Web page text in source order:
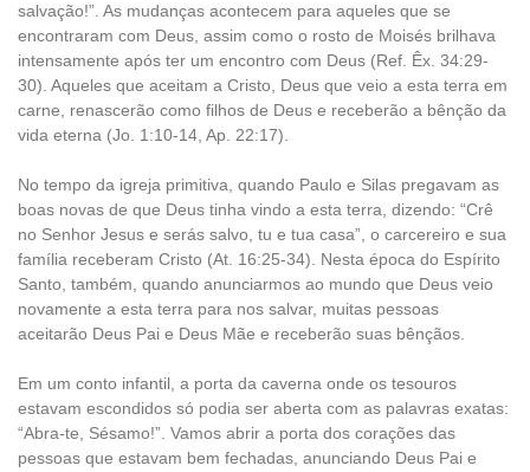
salvação!”. As mudanças acontecem para aqueles que se
encontraram com Deus, assim como o rosto de Moisés brilhava
intensamente após ter um encontro com Deus (Ref. Êx. 34:29-
30). Aqueles que aceitam a Cristo, Deus que veio a esta terra em
carne, renascerão como filhos de Deus e receberão a bênção da
vida eterna (Jo. 1:10-14, Ap. 22:17).
No tempo da igreja primitiva, quando Paulo e Silas pregavam as
boas novas de que Deus tinha vindo a esta terra, dizendo: “Crê
no Senhor Jesus e serás salvo, tu e tua casa”, o carcereiro e sua
família receberam Cristo (At. 16:25-34). Nesta época do Espírito
Santo, também, quando anunciarmos ao mundo que Deus veio
novamente a esta terra para nos salvar, muitas pessoas
aceitarão Deus Pai e Deus Mãe e receberão suas bênçãos.
Em um conto infantil, a porta da caverna onde os tesouros
estavam escondidos só podia ser aberta com as palavras exatas:
“Abra-te, Sésamo!”. Vamos abrir a porta dos corações das
pessoas que estavam bem fechadas, anunciando Deus Pai e